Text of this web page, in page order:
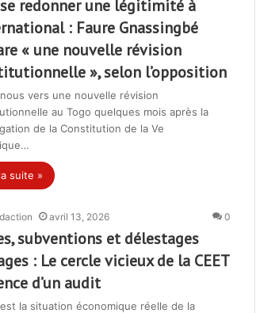
redonner une légitimité à
: Faure Gnassingbé
« une nouvelle révision
», selon l’opposition
vers une nouvelle révision
au Togo quelques mois après la
de la Constitution de la Ve
suite »
avril 13, 2026 0
subventions et délestages
: Le cercle vicieux de la CEET
d’un audit
la situation économique réelle de la